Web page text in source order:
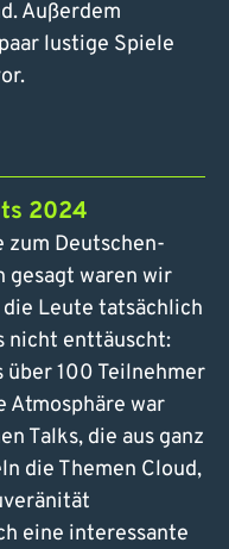
Außerdem
lustige Spiele
2024
zum Deutschen-
gesagt waren wir
Leute tatsächlich
nicht enttäuscht:
100 Teilnehmer
Atmosphäre war
Talks, die aus ganz
die Themen Cloud,
eine interessante